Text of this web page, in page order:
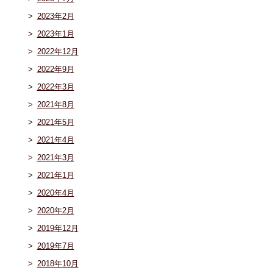
2023年2月
2023年1月
2022年12月
2022年9月
2022年3月
2021年8月
2021年5月
2021年4月
2021年3月
2021年1月
2020年4月
2020年2月
2019年12月
2019年7月
2018年10月